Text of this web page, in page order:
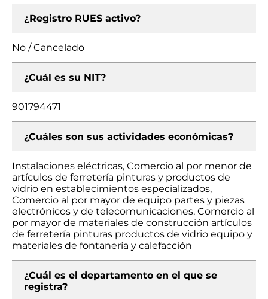
¿Registro RUES activo?
No / Cancelado
¿Cuál es su NIT?
901794471
¿Cuáles son sus actividades económicas?
Instalaciones eléctricas, Comercio al por menor de
artículos de ferretería pinturas y productos de
vidrio en establecimientos especializados,
Comercio al por mayor de equipo partes y piezas
electrónicos y de telecomunicaciones, Comercio al
por mayor de materiales de construcción artículos
de ferretería pinturas productos de vidrio equipo y
materiales de fontanería y calefacción
¿Cuál es el departamento en el que se
registra?